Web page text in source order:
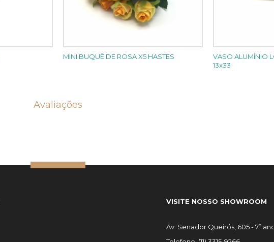
MINI BUQUÊ DE ROSA X5 HASTES
VASO ALUMÍNIO
13x33
Avaliações
VISITE NOSSO SHOWROOM
Av. Senador Queirós, 605 - 7º